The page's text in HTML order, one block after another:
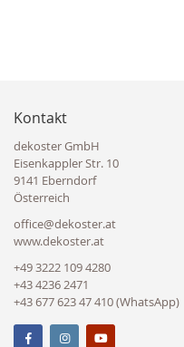
Kontakt
dekoster GmbH
Eisenkappler Str. 10
9141 Eberndorf
Österreich
office@dekoster.at
www.dekoster.at
+49 3222 109 4280
+43 4236 2471
+43 677 623 47 410 (WhatsApp)